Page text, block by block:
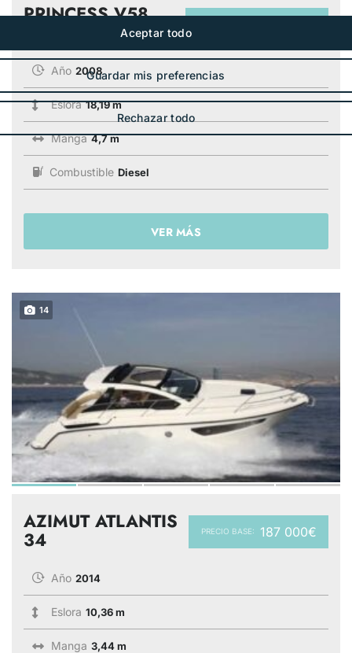
PRINCESS V58
Año 2008
Eslora 18,19 m
Manga 4,7 m
Combustible Diesel
VER MÁS
14
PRECIO BASE: 187 000€
AZIMUT ATLANTIS
34
Año 2014
Eslora 10,36 m
Manga 3,44 m